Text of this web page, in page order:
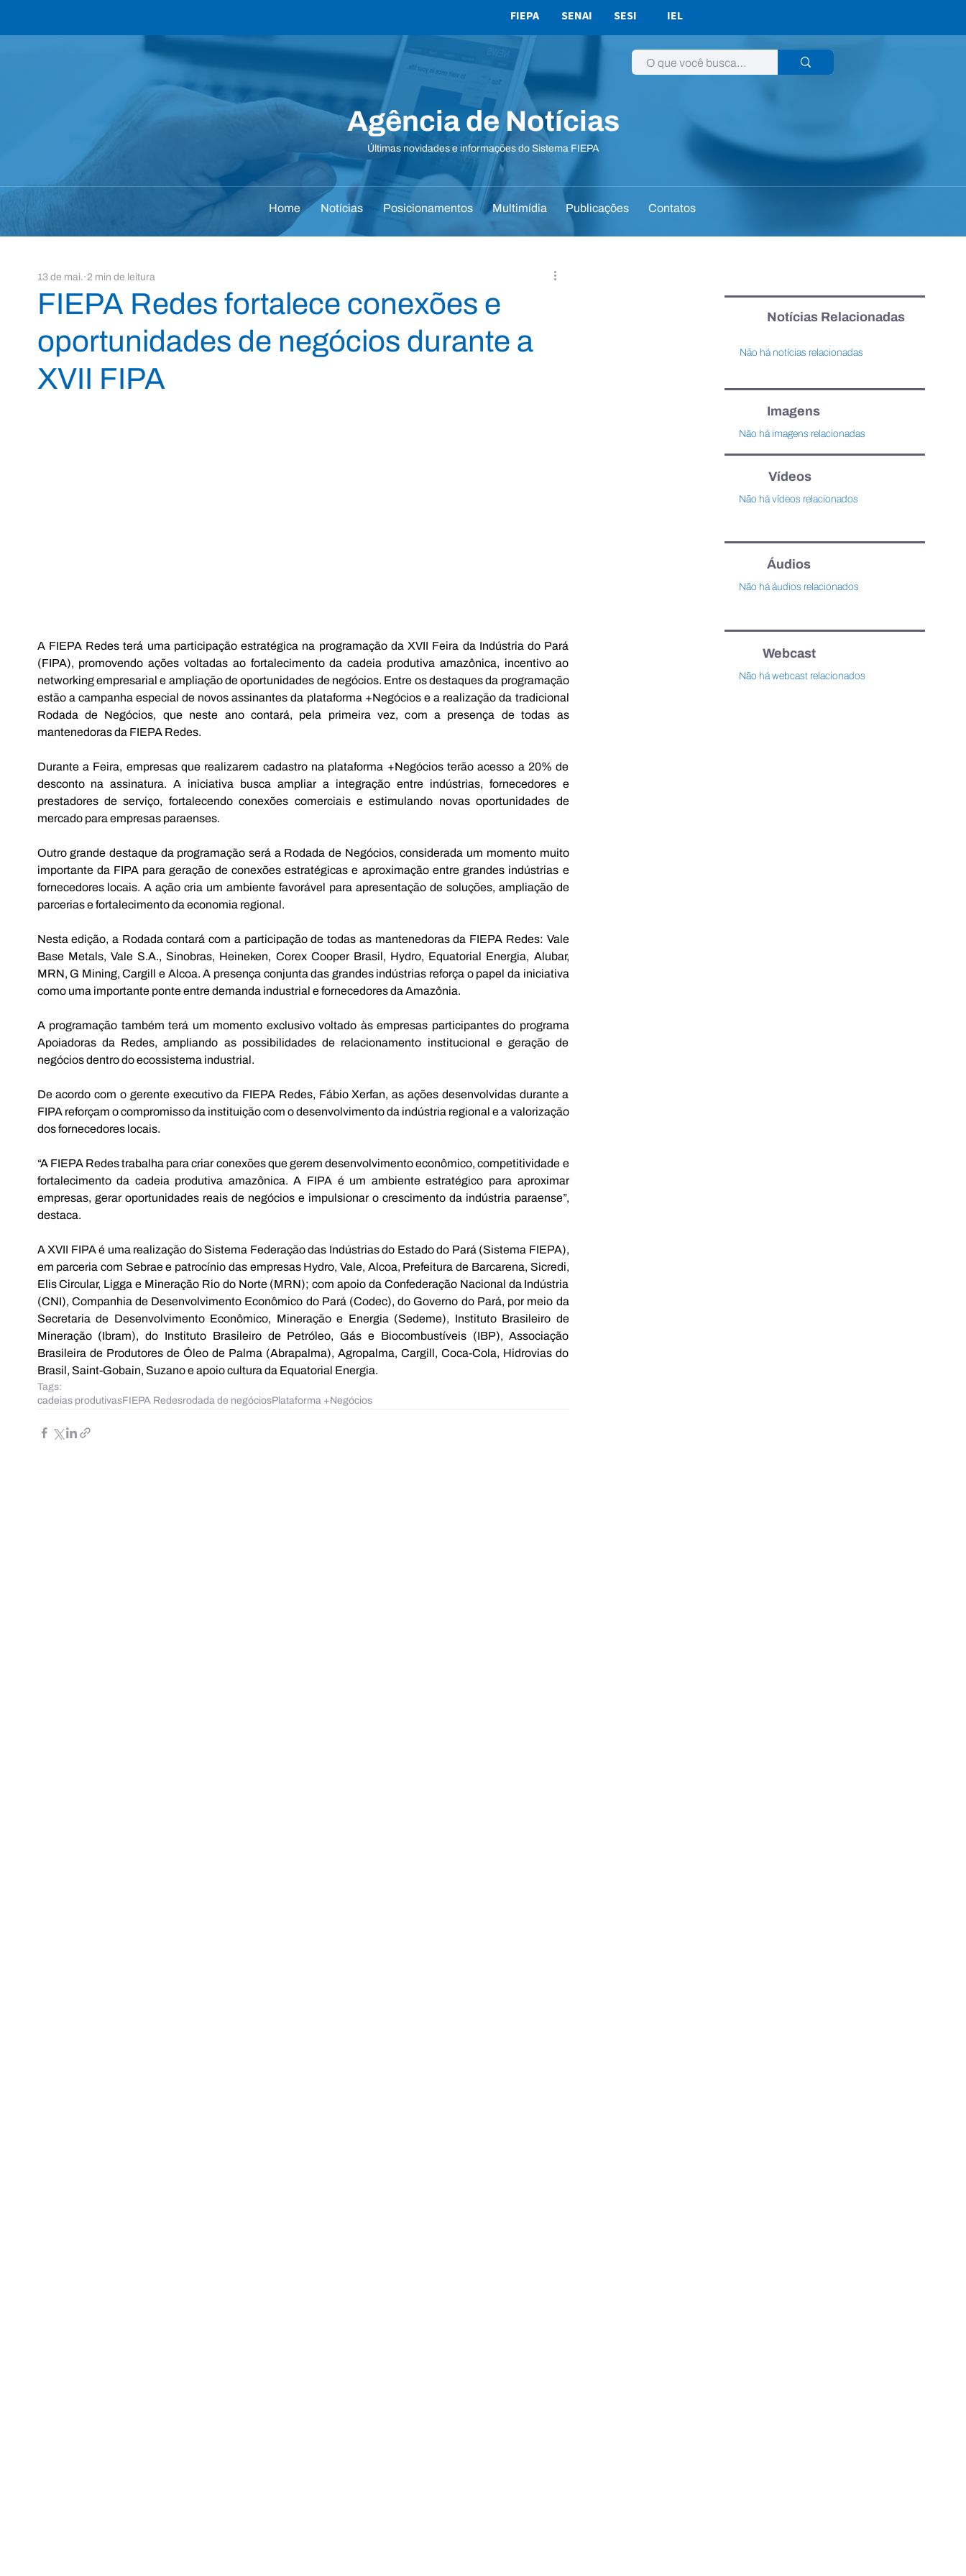
FIEPA SENAI SESI IEL
Agência de Notícias
Últimas novidades e informações do Sistema FIEPA
Home Notícias Posicionamentos Multimídia Publicações Contatos
FIEPA Redes fortalece conexões e
oportunidades de negócios durante a
XVII FIPA
13 de mai. 2 min de leitura
A FIEPA Redes terá uma participação estratégica na programação da XVII Feira da Indústria do Pará
(FIPA), promovendo ações voltadas ao fortalecimento da cadeia produtiva amazônica, incentivo ao
networking empresarial e ampliação de oportunidades de negócios. Entre os destaques da programação
estão a campanha especial de novos assinantes da plataforma +Negócios e a realização da tradicional
Rodada de Negócios, que neste ano contará, pela primeira vez, com a presença de todas as
mantenedoras da FIEPA Redes.
Durante a Feira, empresas que realizarem cadastro na plataforma +Negócios terão acesso a 20% de
desconto na assinatura. A iniciativa busca ampliar a integração entre indústrias, fornecedores e
prestadores de serviço, fortalecendo conexões comerciais e estimulando novas oportunidades de
mercado para empresas paraenses.
Outro grande destaque da programação será a Rodada de Negócios, considerada um momento muito
importante da FIPA para geração de conexões estratégicas e aproximação entre grandes indústrias e
fornecedores locais. A ação cria um ambiente favorável para apresentação de soluções, ampliação de
parcerias e fortalecimento da economia regional.
Nesta edição, a Rodada contará com a participação de todas as mantenedoras da FIEPA Redes: Vale
Base Metals, Vale S.A., Sinobras, Heineken, Corex Cooper Brasil, Hydro, Equatorial Energia, Alubar,
MRN, G Mining, Cargill e Alcoa. A presença conjunta das grandes indústrias reforça o papel da iniciativa
como uma importante ponte entre demanda industrial e fornecedores da Amazônia.
A programação também terá um momento exclusivo voltado às empresas participantes do programa
Apoiadoras da Redes, ampliando as possibilidades de relacionamento institucional e geração de
negócios dentro do ecossistema industrial.
De acordo com o gerente executivo da FIEPA Redes, Fábio Xerfan, as ações desenvolvidas durante a
FIPA reforçam o compromisso da instituição com o desenvolvimento da indústria regional e a valorização
dos fornecedores locais.
“A FIEPA Redes trabalha para criar conexões que gerem desenvolvimento econômico, competitividade e
fortalecimento da cadeia produtiva amazônica. A FIPA é um ambiente estratégico para aproximar
empresas, gerar oportunidades reais de negócios e impulsionar o crescimento da indústria paraense”,
destaca.
A XVII FIPA é uma realização do Sistema Federação das Indústrias do Estado do Pará (Sistema FIEPA),
em parceria com Sebrae e patrocínio das empresas Hydro, Vale, Alcoa, Prefeitura de Barcarena, Sicredi,
Elis Circular, Ligga e Mineração Rio do Norte (MRN); com apoio da Confederação Nacional da Indústria
(CNI), Companhia de Desenvolvimento Econômico do Pará (Codec), do Governo do Pará, por meio da
Secretaria de Desenvolvimento Econômico, Mineração e Energia (Sedeme), Instituto Brasileiro de
Mineração (Ibram), do Instituto Brasileiro de Petróleo, Gás e Biocombustíveis (IBP), Associação
Brasileira de Produtores de Óleo de Palma (Abrapalma), Agropalma, Cargill, Coca-Cola, Hidrovias do
Brasil, Saint-Gobain, Suzano e apoio cultura da Equatorial Energia.
Tags:
cadeias produtivasFIEPA Redesrodada de negóciosPlataforma +Negócios
Notícias Relacionadas
Não há notícias relacionadas
Imagens
Não há imagens relacionadas
Vídeos
Não há vídeos relacionados
Áudios
Não há áudios relacionados
Webcast
Não há webcast relacionados